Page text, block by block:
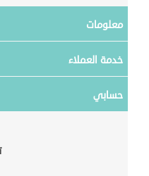
معلومات
خدمة العملاء
حسابي